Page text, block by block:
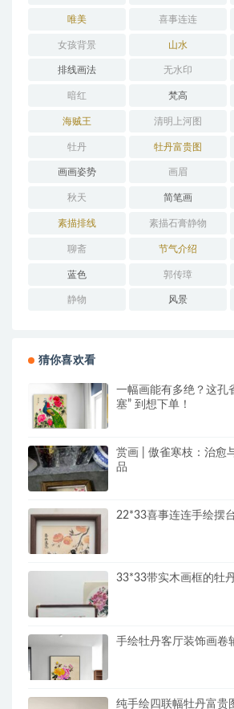
唯美 喜事连连
女孩背景 山水
排线画法 无水印
暗红 梵高
海贼王 清明上河图
牡丹 牡丹富贵图
画画姿势 画眉
秋天 简笔画
素描排线 素描石膏静物
聊斋 节气介绍
蓝色 郭传璋
静物 风景
猜你喜欢看
一幅画能有多绝？这孔
塞” 到想下单！
赏画 | 傲雀寒枝：治愈
品
22*33喜事连连手绘摆
33*33带实木画框的牡
手绘牡丹客厅装饰画卷
纯手绘四联幅牡丹富贵